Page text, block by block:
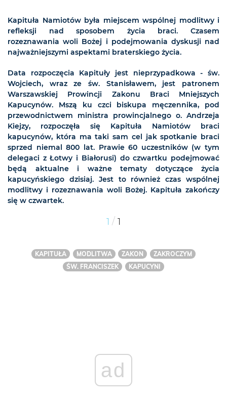
Kapituła Namiotów była miejscem wspólnej modlitwy i
refleksji nad sposobem życia braci. Czasem
rozeznawania woli Bożej i podejmowania dyskusji nad
najważniejszymi aspektami braterskiego życia.
Data rozpoczęcia Kapituły jest nieprzypadkowa - św.
Wojciech, wraz ze św. Stanisławem, jest patronem
Warszawskiej Prowincji Zakonu Braci Mniejszych
Kapucynów. Mszą ku czci biskupa męczennika, pod
przewodnictwem ministra prowincjalnego o. Andrzeja
Kiejzy, rozpoczęła się Kapituła Namiotów braci
kapucynów, która ma taki sam cel jak spotkanie braci
sprzed niemal 800 lat. Prawie 60 uczestników (w tym
delegaci z Łotwy i Białorusi) do czwartku podejmować
będą aktualne i ważne tematy dotyczące życia
kapucyńskiego dzisiaj. Jest to również czas wspólnej
modlitwy i rozeznawania woli Bożej. Kapituła zakończy
się w czwartek.
1 / 1
KAPITUŁA MODLITWA ZAKON
ZAKROCZYM
ŚW. FRANCISZEK
KAPUCYNI
ad